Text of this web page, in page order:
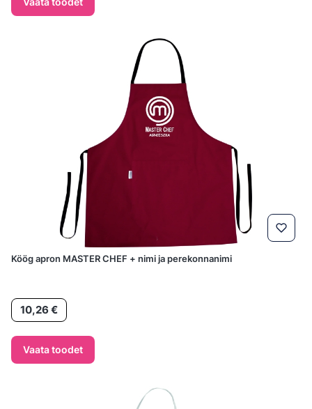
Köög apron MASTER CHEF + nimi ja perekonnanimi
Hind10,26 €
Vaata toodet